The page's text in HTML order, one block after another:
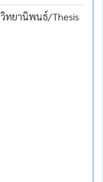
วิทยานิพนธ์/Thesis